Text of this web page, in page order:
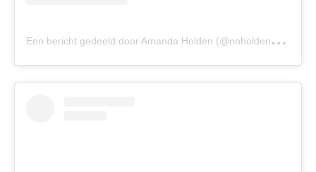
E
en bericht gedeeld door Amanda Holden (@noholdenback)